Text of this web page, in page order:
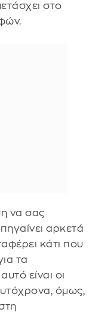
στο
να σας
αρκετά
κάτι που
τα
είναι οι
όμως,